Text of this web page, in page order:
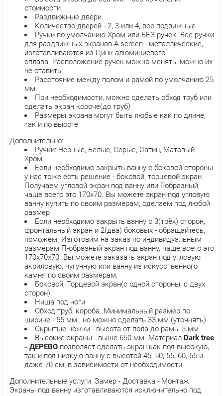
стоимости
Раздвижные двери.
Количество дверей - 2, 3 или 4, все подвижные
Ручки по умолчанию Хром или БЕЗ ручек. Все ручки
для раздвижных экранов A-screen - металлические,
изготавливаются из Цинк-алюминиевого
сплава. Расположение ручек можно менять, можно их
не ставить.
Расстояние между полом и рамой по умолчанию 25
мм.
При необходимости, можно сделать обход труб или
сделать экран короче(до труб)
Размеры экрана могут быть любые как по длине,
так и по высоте
Дополнительно:
Ручки: Чёрные, Белые, Серые, Сатин, Матовый
Хром.
Если необходимо закрыть ванну с боковой стороны
у нас тоже есть решение - боковой, торцевой экран.
Получаем угловой экран под ванну или Г-образный,
чаще всего это 170х70. Вы можете экран под угловую
ванну купить по своим размерам, сделаем под любой
размер
Если необходимо закрыть ванну с 3(трёх) сторон,
фронтальный экран и 2(два) боковых - обращайтесь,
поможем. Изготовим на заказ по индивидуальным
размерам П-образный экран под ванну, чаще всего это
170х70х70. Вы можете заказать экран под угловую
акриловую, чугунную или ванну из искусственного
камня по своим размерам.
Боковой, Торцевой экран(с одной стороны, с двух
сторон)
Ниша под ноги
Обход труб, короба. Минимальный размер по
ширине - 55 мм., но можно сделать 33 мм.(уточнять)
Скрытые ножки - высота от пола до рамы 5 мм.
Высокие экраны - выше 650 мм. Материал Dark tree
- ДЕРЕВО позволяет сделать экран как под высокую,
так и под низкую ванну с высотой 45, 50, 55, 60, 65 и
даже 70 см, в зависимости от необходимости
Дополнительные услуги: Замер - Доставка - Монтаж
Экраны под ванну изготавливаются исключительно под